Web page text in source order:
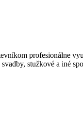
profesionálne
stužkové a iné